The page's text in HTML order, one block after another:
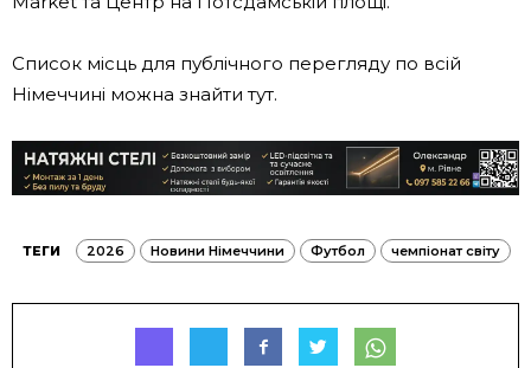
Список місць для публічного перегляду по всій
Німеччині можна знайти тут.
ТЕГИ 2026 Новини Німеччини Футбол чемпіонат світу